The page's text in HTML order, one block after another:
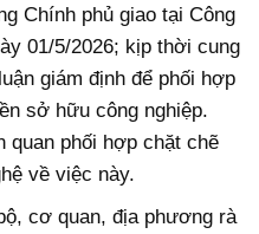
Chính phủ giao tại Công
01/5/2026; kịp thời cung
giám định để phối hợp
sở hữu công nghiệp.
quan phối hợp chặt chẽ
về việc này.
cơ quan, địa phương rà